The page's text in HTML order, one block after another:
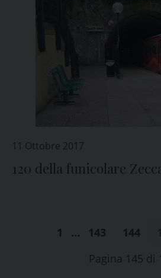
11 Ottobre 2017
120 della funicolare
1 … 143 144
Pagina 145 di